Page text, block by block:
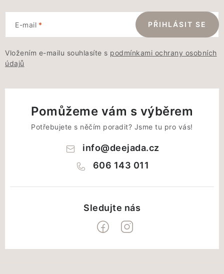
E-mail
Vložením e-mailu souhlasíte s podmínkami ochrany osobních
údajů
PŘIHLÁSIT SE
Pomůžeme vám s výběrem
Potřebujete s něčím poradit? Jsme tu pro vás!
info@deejada.cz
606 143 011